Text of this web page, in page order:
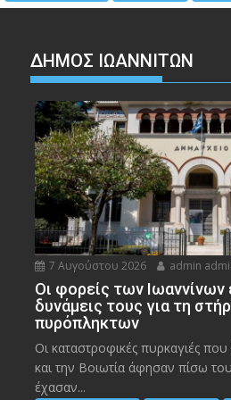
ΔΗΜΟΣ ΙΩΑΝΝΙΤΩΝ
7 Αυγούστου 2026 admin
Οι φορείς των Ιωαννίνων
δυνάμεις τους για τη
πυρόπληκτων
Οι καταστροφικές πυρκαγιές που
και την Bοιωτία άφησαν πίσω
έχασαν...